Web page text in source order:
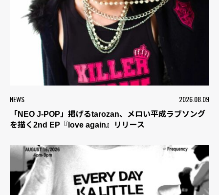
NEWS 2026.08.09
「NEO J-POP」掲げるtarozan、メロい平成ラブソング
を描く2nd EP『love again』リリース